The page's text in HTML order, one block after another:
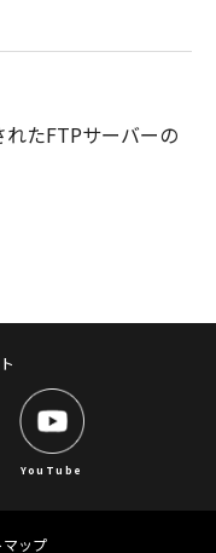
たFTPサーバーの
YouTube
ップ